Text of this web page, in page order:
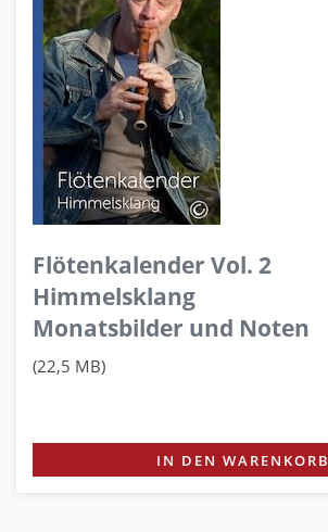
Flötenkalender Vol. 2
Himmelsklang
Monatsbilder und Noten
(22,5 MB)
IN DEN WARENKORB